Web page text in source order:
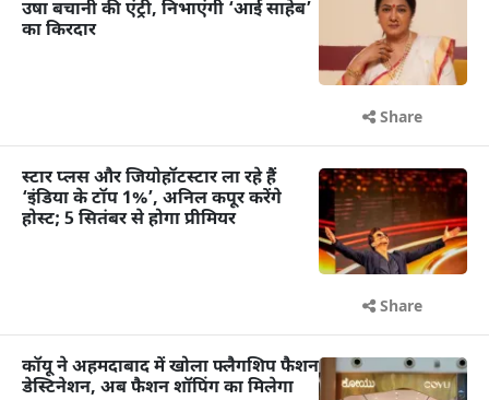
उषा बचानी की एंट्री, निभाएंगी ‘आई साहेब’
का किरदार
Share
स्टार प्लस और जियोहॉटस्टार ला रहे हैं
‘इंडिया के टॉप 1%’, अनिल कपूर करेंगे
होस्ट; 5 सितंबर से होगा प्रीमियर
Share
कॉयू ने अहमदाबाद में खोला फ्लैगशिप फैशन
डेस्टिनेशन, अब फैशन शॉपिंग का मिलेगा